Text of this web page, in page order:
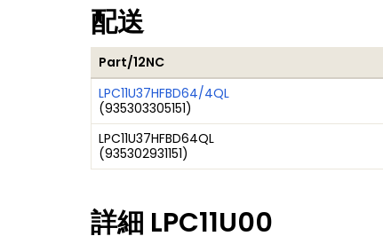
配送
Part/12NC
LPC11U37HFBD64/4QL
(935303305151)
LPC11U37HFBD64QL
(935302931151)
詳細 LPC11U00